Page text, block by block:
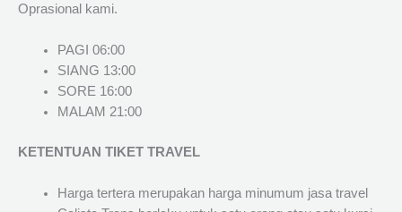
Oprasional kami.
PAGI 06:00
SIANG 13:00
SORE 16:00
MALAM 21:00
KETENTUAN TIKET TRAVEL
Harga tertera merupakan harga minumum jasa travel